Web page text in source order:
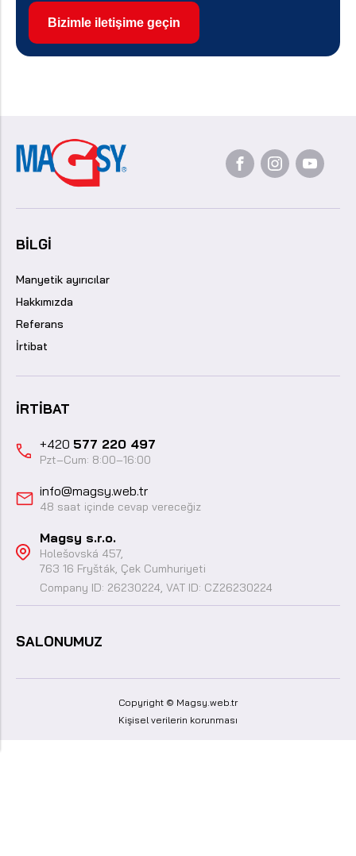
Bizimle iletişime geçin
BILGI
Manyetik ayırıcılar
Hakkımızda
Referans
İrtibat
İRTIBAT
+420 577 220 497
Pzt–Cum: 8:00–16:00
info@magsy.web.tr
48 saat içinde cevap vereceğiz
Magsy s.r.o.
Holešovská 457,
763 16 Fryšták, Çek Cumhuriyeti
Company ID: 26230224, VAT ID: CZ26230224
SALONUMUZ
Copyright © Magsy.web.tr
Kişisel verilerin korunması